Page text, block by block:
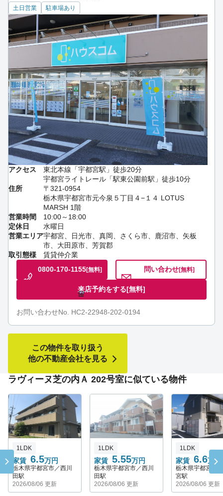
土日営業 駐車場あり
アクセス
東北本線「宇都宮駅」徒歩20分
宇都宮ライトレール「駅東公園前駅」徒歩10分
住所
〒321-0954
栃木県宇都宮市元今泉５丁目４−１４ LOTUS
MARSH 1階
営業時間
10:00～18:00
定休日
水曜日
営業エリア宇都宮、日光市、真岡、さくら市、鹿沼市、矢板
市、大田原市、芳賀郡
取引態様
賃貸仲介業
0800-170-1155[無料] 問い合わせ[無料]
来店予約をする[無料]
お問い合わせNo. HC2-22948-202-0194
この物件を取り扱う
他の不動産会社を見る
ラヴィーヌ芝の内Ａ 202号室に似ている物件
家賃 6.5万円
1LDK
栃木県宇都宮市／西川
田駅
2026/08/06 更新
家賃 5.55万円
1LDK
栃木県宇都宮市／西川
田駅
2026/08/06 更新
家賃 6.6万円
1LDK
栃木県宇都宮市
宮駅
2026/08/06 更新